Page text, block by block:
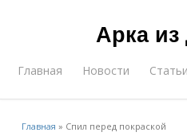
Арка из
Главная Новости Статьи
Главная » Спил перед покраской